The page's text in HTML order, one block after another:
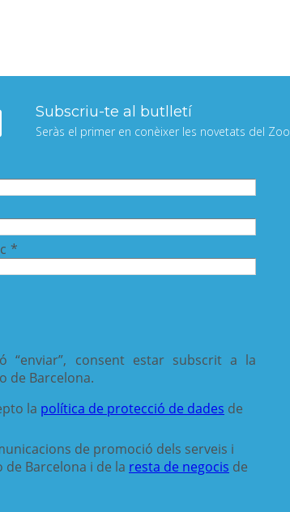
Subscriu-te al butlletí
Seràs el primer en conèixer les novetats del Zoo